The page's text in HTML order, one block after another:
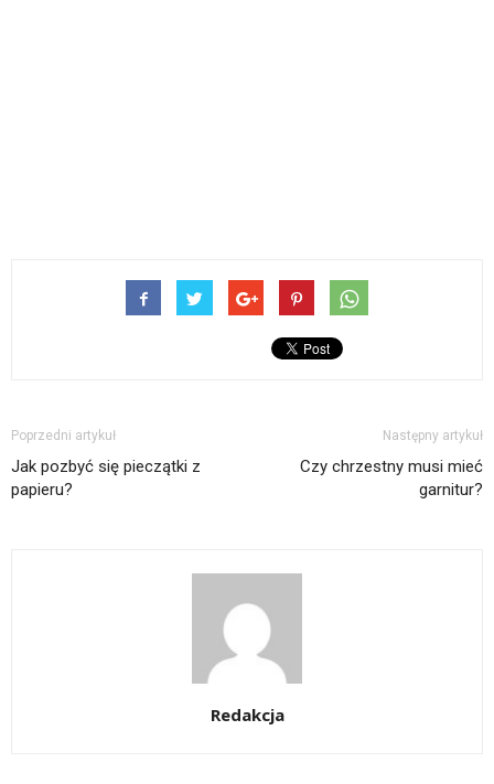
Poprzedni artykuł
Jak pozbyć się pieczątki z
papieru?
Następny artykuł
Czy chrzestny musi mieć
garnitur?
Redakcja